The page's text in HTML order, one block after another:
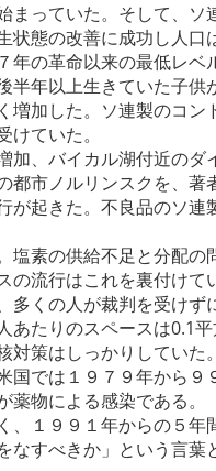
っていた。そして、
状態の改善に成功し人
年の革命以来の最低レ
半年以上生きていた子
増加した。ソ連製のコ
ていた。
、バイカル湖付近の
市ノルリンスクを、
が起きた。不良品のソ
塩素の供給不足と分配
流行はこれを裏付けて
多くの人が裁判を受け
あたりのスペースは0.1
対策はしっかりしてい
国では１９７９年から
物による感染である。
１９９１年からの５
すべきか」という言